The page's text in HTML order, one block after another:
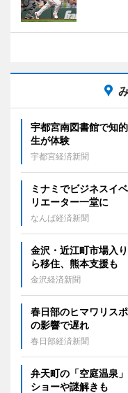
宇都宮南図書館で知
生が体験
宇都宮経済新聞
ミナミでビジネスイ
リエーター一堂に
なんば経済新聞
金沢・近江町市場入
ら移住、熊本支援も
金沢経済新聞
春日部のヒマワリス
の影響で遅れ
春日部経済新聞
弁天町の「空庭温泉
ショーや謎解きも